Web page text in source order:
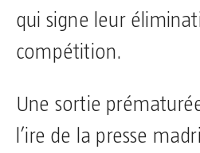
qui signe leur
compétition.
Une sortie
l’ire de la presse